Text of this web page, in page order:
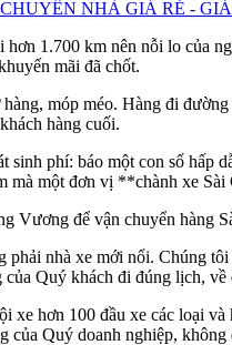
NHÀ GIÁ RẺ -
hơn 1.700 km nên nỗi lo của
mãi đã chốt.
móp méo. Hàng đi
hàng cuối.
sinh phí: báo một con số hấp
mà một đơn vị **chành xe
Vương để vận chuyển hàng
nhà xe mới nổi. Chúng
của Quý khách đi đúng lịch, về
xe hơn 100 đầu xe các loại
của Quý doanh nghiệp,